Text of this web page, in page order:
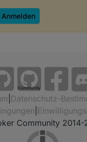
Anmelden
Community
Datenschutz-
Community 2014-